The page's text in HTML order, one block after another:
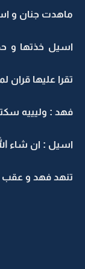
ماهدت جنان و
اسيل خذتها و
تقرا عليها قران
فهد : وليييه
اسيل : ان شاء
تنهد فهد و عقب